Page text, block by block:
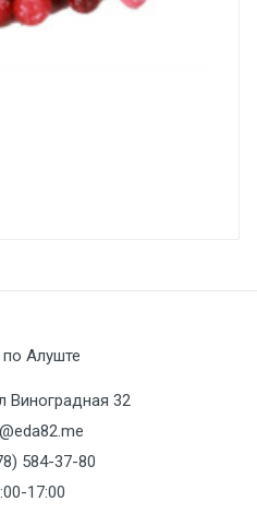
Алуште
Виноградная 32
584-37-80
17:00